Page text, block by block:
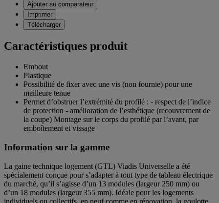
Ajouter au comparateur
Imprimer
Télécharger
Caractéristiques produit
Embout
Plastique
Possibilité de fixer avec une vis (non fournie) pour une
meilleure tenue
Permet d’obstruer l’extrémité du profilé : - respect de l’indice
de protection - amélioration de l’esthétique (recouvrement de
la coupe) Montage sur le corps du profilé par l’avant, par
emboîtement et vissage
Information sur la gamme
La gaine technique logement (GTL) Viadis Universelle a été
spécialement conçue pour s’adapter à tout type de tableau électrique
du marché, qu’il s’agisse d’un 13 modules (largeur 250 mm) ou
d’un 18 modules (largeur 355 mm). Idéale pour les logements
individuels ou collectifs, en neuf comme en rénovation, la goulotte